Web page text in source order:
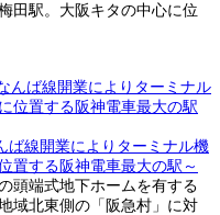
田駅。大阪キタの中心に位
ば線開業によりターミナル機
置する阪神電車最大の駅～
頭端式地下ホームを有する
域北東側の「阪急村」に対